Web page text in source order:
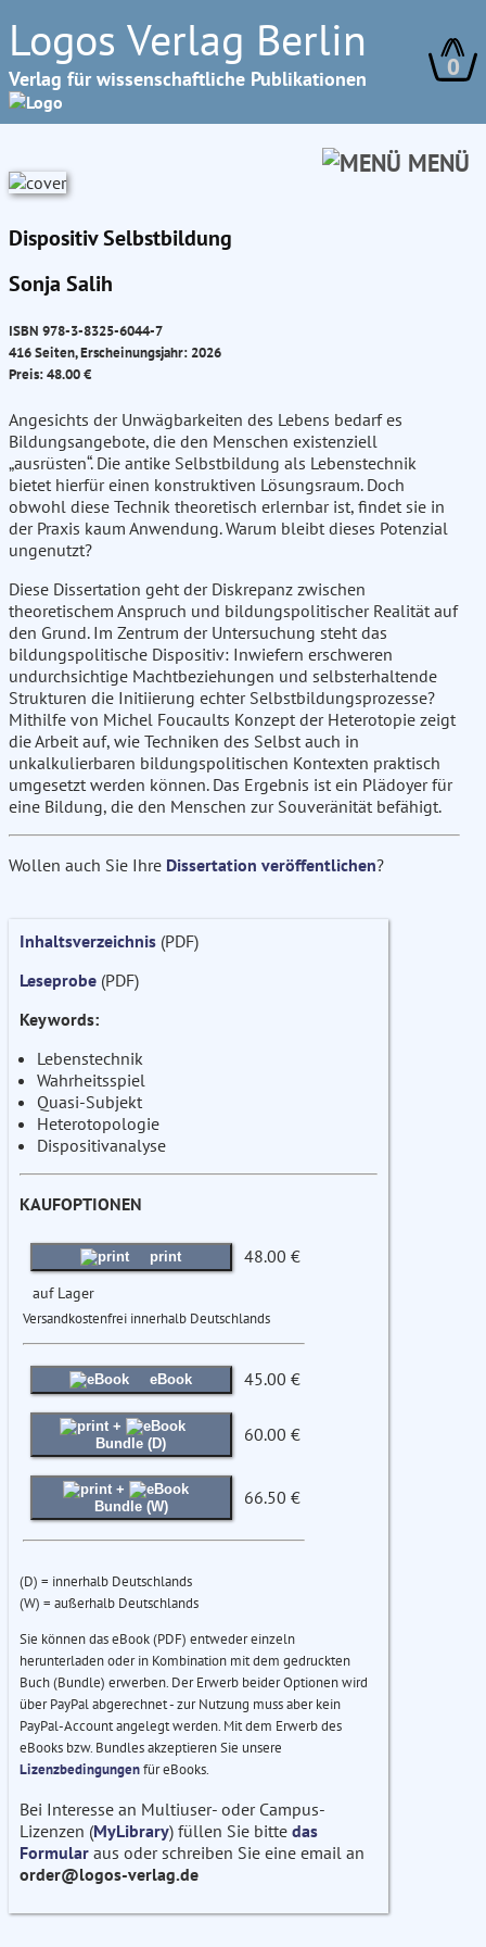
Logos Verlag Berlin
Verlag für wissenschaftliche Publikationen 0
MENÜ
Dispositiv Selbstbildung
Sonja Salih
ISBN 978-3-8325-6044-7
416 Seiten, Erscheinungsjahr: 2026
Preis: 48.00 €
Angesichts der Unwägbarkeiten des Lebens bedarf es
Bildungsangebote, die den Menschen existenziell
„ausrüsten“. Die antike Selbstbildung als Lebenstechnik
bietet hierfür einen konstruktiven Lösungsraum. Doch
obwohl diese Technik theoretisch erlernbar ist, findet sie in
der Praxis kaum Anwendung. Warum bleibt dieses Potenzial
ungenutzt?
Diese Dissertation geht der Diskrepanz zwischen
theoretischem Anspruch und bildungspolitischer Realität auf
den Grund. Im Zentrum der Untersuchung steht das
bildungspolitische Dispositiv: Inwiefern erschweren
undurchsichtige Machtbeziehungen und selbsterhaltende
Strukturen die Initiierung echter Selbstbildungsprozesse?
Mithilfe von Michel Foucaults Konzept der Heterotopie zeigt
die Arbeit auf, wie Techniken des Selbst auch in
unkalkulierbaren bildungspolitischen Kontexten praktisch
umgesetzt werden können. Das Ergebnis ist ein Plädoyer für
eine Bildung, die den Menschen zur Souveränität befähigt.
Wollen auch Sie Ihre Dissertation veröffentlichen?
Inhaltsverzeichnis (PDF)
Leseprobe (PDF)
Keywords:
Lebenstechnik
Wahrheitsspiel
Quasi-Subjekt
Heterotopologie
Dispositivanalyse
KAUFOPTIONEN
print 48.00 €
auf Lager
Versandkostenfrei innerhalb Deutschlands
eBook 45.00 €
+
Bundle (D)
60.00 €
+
Bundle (W)
66.50 €
(D) = innerhalb Deutschlands
(W) = außerhalb Deutschlands
Sie können das eBook (PDF) entweder einzeln
herunterladen oder in Kombination mit dem gedruckten
Buch (Bundle) erwerben. Der Erwerb beider Optionen wird
über PayPal abgerechnet - zur Nutzung muss aber kein
PayPal-Account angelegt werden. Mit dem Erwerb des
eBooks bzw. Bundles akzeptieren Sie unsere
Lizenzbedingungenfür eBooks.
Bei Interesse an Multiuser- oder Campus-
Lizenzen (MyLibrary) füllen Sie bitte das
Formular aus oder schreiben Sie eine email an
order@logos-verlag.de